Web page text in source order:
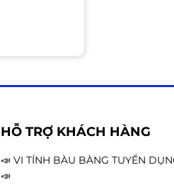
HỖ TRỢ KHÁCH HÀNG
📣 VI TÍNH BÀU BÀNG TUYỂN
📣